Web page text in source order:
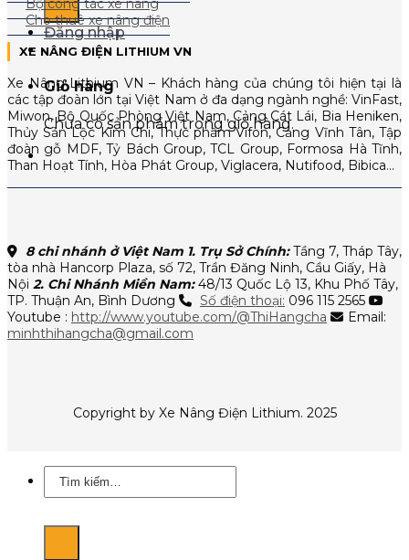
Đăng nhập
Giỏ hàng
Chưa có sản phẩm trong giỏ hàng.
Bộ công tác xe nâng
Cho thuê xe nâng điện
XE NÂNG ĐIỆN LITHIUM VN
Xe Nâng Lithium VN – Khách hàng của chúng tôi hiện tại là
các tập đoàn lớn tại Việt Nam ở đa dạng ngành nghề: VinFast,
Miwon, Bộ Quốc Phòng Việt Nam, Cảng Cát Lái, Bia Heniken,
Thủy Sản Lộc Kim Chi, Thực phẩm Vifon, Cảng Vĩnh Tân, Tập
đoàn gỗ MDF, Tỷ Bách Group, TCL Group, Formosa Hà Tĩnh,
Than Hoạt Tính, Hòa Phát Group, Viglacera, Nutifood, Bibica…
8 chi nhánh ở Việt Nam 1. Trụ Sở Chính:Tầng 7, Tháp Tây,
tòa nhà Hancorp Plaza, số 72, Trần Đăng Ninh, Cầu Giấy, Hà
Nội 2. Chi Nhánh Miền Nam:48/13 Quốc Lộ 13, Khu Phố Tây,
TP. Thuận An, Bình Dương
Số điện thoại: 096 115 2565
Youtube : http://www.youtube.com/@ThiHangcha
Email:
minhthihangcha@gmail.com
Copyright by Xe Nâng Điện Lithium. 2025
Tìm
kiếm: